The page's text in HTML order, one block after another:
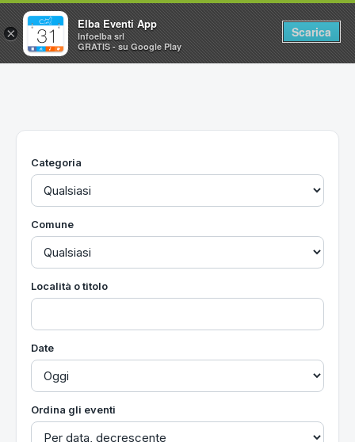
Home
Utilità
Categoria
Comune
Località o titolo
Date
Ordina gli eventi
×
Elba Eventi App
Infoelba srl
GRATIS - su Google Play
Scarica